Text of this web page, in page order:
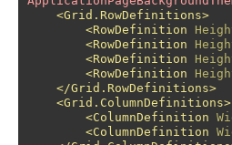
<Grid.RowDefinitions>
<RowDefinition
<RowDefinition
<RowDefinition
<RowDefinition
</Grid.RowDefinitions>
<Grid.ColumnDefinitions>
<ColumnDefinition
<ColumnDefinition